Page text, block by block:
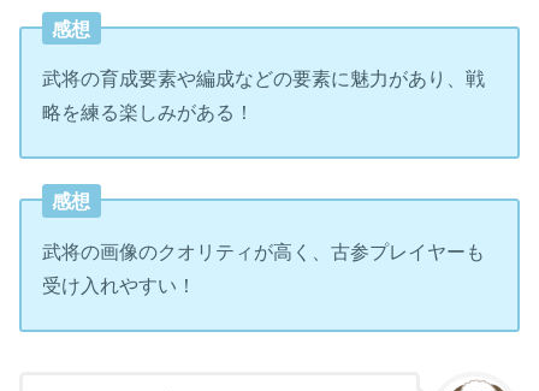
感想
武将の育成要素や編成などの要素に魅力があり、戦
略を練る楽しみがある！
感想
武将の画像のクオリティが高く、古参プレイヤーも
受け入れやすい！